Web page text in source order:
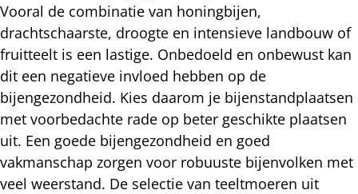
Vooral de combinatie van honingbijen,
drachtschaarste, droogte en intensieve landbouw of
fruitteelt is een lastige. Onbedoeld en onbewust kan
dit een negatieve invloed hebben op de
bijengezondheid. Kies daarom je bijenstandplaatsen
met voorbedachte rade op beter geschikte plaatsen
uit. Een goede bijengezondheid en goed
vakmanschap zorgen voor robuuste bijenvolken met
veel weerstand. De selectie van teeltmoeren uit